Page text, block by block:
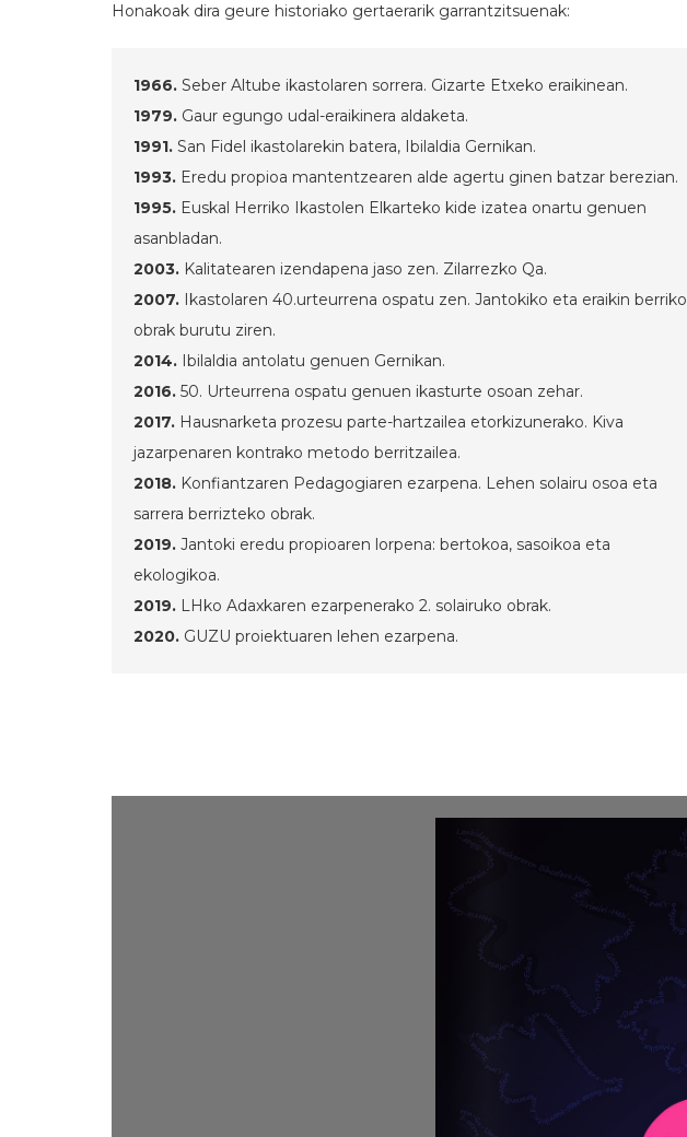
Honakoak dira geure historiako gertaerarik garrantzitsuenak:
1966. Seber Altube ikastolaren sorrera. Gizarte Etxeko eraikinean.
1979. Gaur egungo udal-eraikinera aldaketa.
1991. San Fidel ikastolarekin batera, Ibilaldia Gernikan.
1993. Eredu propioa mantentzearen alde agertu ginen batzar berezian.
1995. Euskal Herriko Ikastolen Elkarteko kide izatea onartu genuen
asanbladan.
2003. Kalitatearen izendapena jaso zen. Zilarrezko Qa.
2007. Ikastolaren 40.urteurrena ospatu zen. Jantokiko eta eraikin berriko
obrak burutu ziren.
2014. Ibilaldia antolatu genuen Gernikan.
2016. 50. Urteurrena ospatu genuen ikasturte osoan zehar.
2017. Hausnarketa prozesu parte-hartzailea etorkizunerako. Kiva
jazarpenaren kontrako metodo berritzailea.
2018. Konfiantzaren Pedagogiaren ezarpena. Lehen solairu osoa eta
sarrera berrizteko obrak.
2019. Jantoki eredu propioaren lorpena: bertokoa, sasoikoa eta
ekologikoa.
2019. LHko Adaxkaren ezarpenerako 2. solairuko obrak.
2020. GUZU proiektuaren lehen ezarpena.